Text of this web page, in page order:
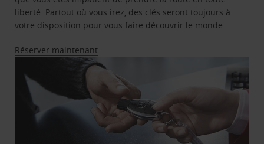
liberté. Partout où vous irez, des clés seront toujours à
votre disposition pour vous faire découvrir le monde.
Réserver maintenant